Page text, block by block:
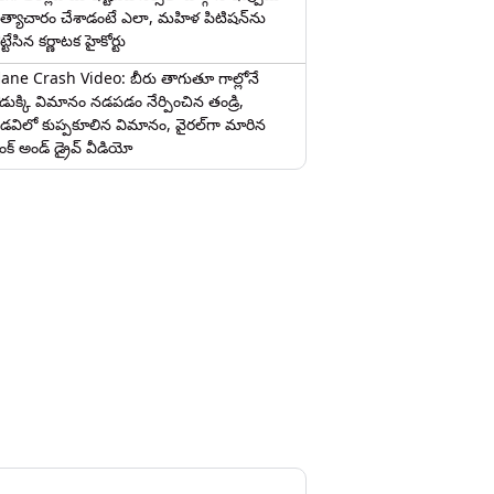
చేశాడంటే ఎలా, మహిళ పిటిషన్‌ను
కర్ణాటక హైకోర్టు
Crash Video: బీరు తాగుతూ గాల్లోనే
విమానం నడపడం నేర్పించిన తండ్రి,
కుప్పకూలిన విమానం, వైరల్‌గా మారిన
అండ్ డ్రైవ్ వీడియో